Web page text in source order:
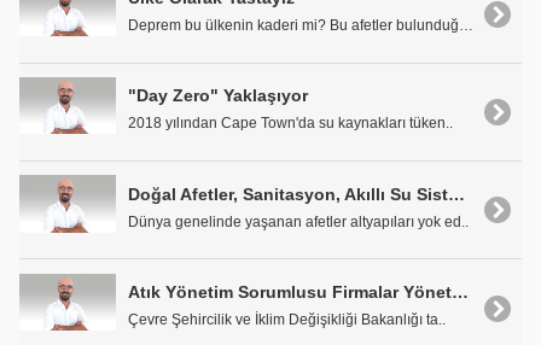
Deprem bu ülkenin kaderi mi? Bu afetler bulunduğum..
"Day Zero" Yaklaşıyor
2018 yılından Cape Town'da su kaynakları tüken..
Doğal Afetler, Sanitasyon, Akıllı Su Sistemleri...
Dünya genelinde yaşanan afetler altyapıları yok ed..
Atık Yönetim Sorumlusu Firmalar Yönetmeliği
Çevre Şehircilik ve İklim Değişikliği Bakanlığı ta..